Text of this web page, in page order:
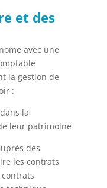
et des
avec une
la gestion de
:
la
leur patrimoine
des
les contrats